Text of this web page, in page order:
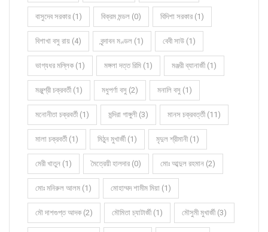
বাসুদেব সরকার (1) বিক্রম মন্ডল (0) বিদিশা সরকার (1)
বিশাখা বসু রায় (4) বৃন্দাবন মণ্ডল (1) বেবী সাউ (1)
ভাগ্যধর মল্লিক (1) মঙ্গলা দত্ত রিমি (1) মঞ্জরী ব্যানার্জী (1)
মঞ্জুশ্রী চক্রবর্তী (1) মধুপর্ণা বসু (2) মনালি বসু (1)
মনোনীতা চক্রবর্তী (1) মন্দিরা গাঙ্গুলী (3) মানস চক্রবর্ত্তী (11)
মালা চক্রবর্তী (1) মিঠুন মুখার্জী (1) মৃদুল শ্রীমানী (1)
মেরী খাতুন (1) মৈত্রেয়ী হালদার (0) মোঃ আব্দুল রহমান (2)
মোঃ মনিরুল আলম (1) মোহাম্মদ শামীম মিয়া (1)
মৌ দাশগুপ্ত আদক (2) মৌমিতা চ্যাটার্জী (1) মৌসুমী মুখার্জী (3)